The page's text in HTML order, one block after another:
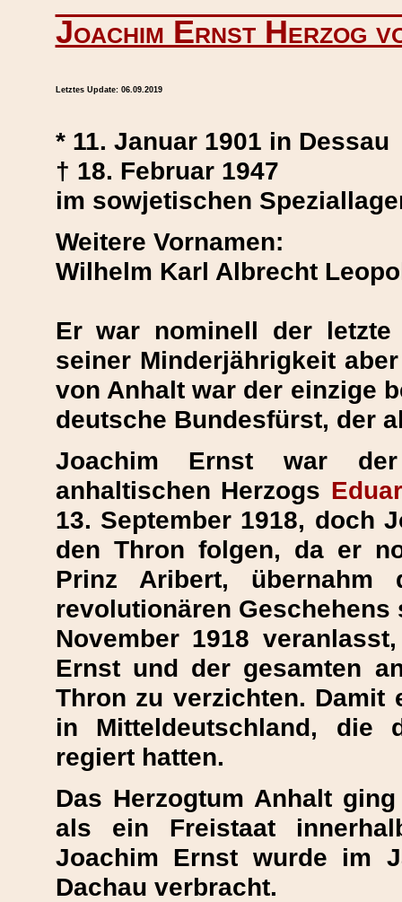
Joachim Ernst Herzog
Letztes Update: 06.09.2019
* 11. Januar 1901 in Dessau
† 18. Februar 1947
im sowjetischen
Weitere Vornamen:
Wilhelm Karl Albrecht
Er war nominell der
seiner Minderjährigkeit
von Anhalt war der einzige
deutsche Bundesfürst, der
Joachim Ernst war der
anhaltischen Herzogs
13. September 1918, doch
den Thron folgen, da er
Prinz Aribert, übernahm
revolutionären
November 1918
Ernst und der gesamten
Thron zu verzichten. Damit
in Mitteldeutschland, die
regiert hatten.
Das Herzogtum Anhalt
als ein Freistaat
Joachim Ernst wurde im
Dachau verbracht.